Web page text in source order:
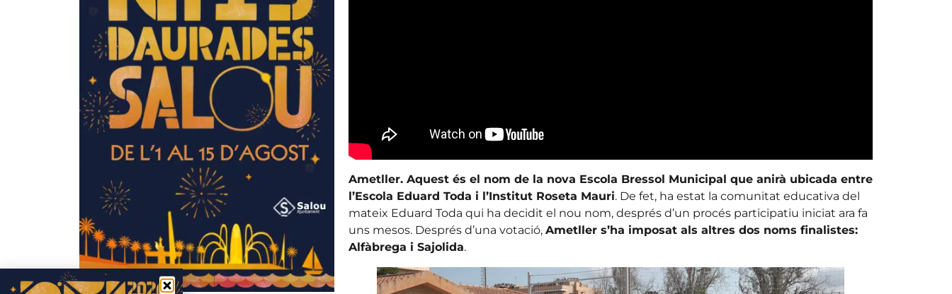
Ametller. Aquest és el nom de la nova Escola Bressol Municipal que anirà ubicada entre
l’Escola Eduard Toda i l’Institut Roseta Mauri. De fet, ha estat la comunitat educativa del
mateix Eduard Toda qui ha decidit el nou nom, després d’un procés participatiu iniciat ara fa
uns mesos. Després d’una votació, Ametller s’ha imposat als altres dos noms finalistes:
Alfàbrega i Sajolida.